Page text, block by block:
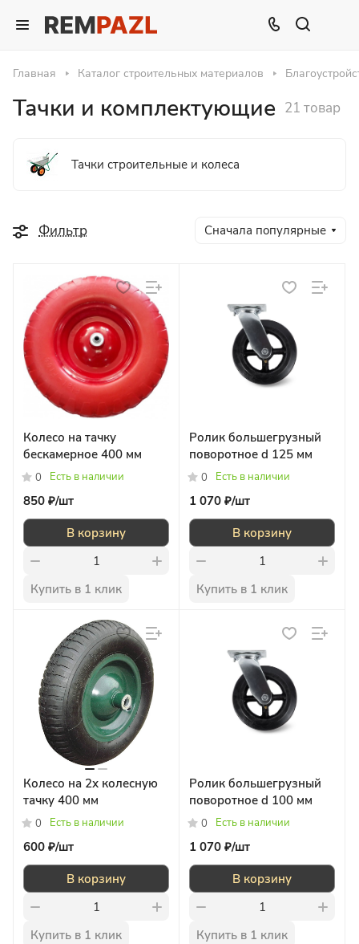
Главная Каталог строительных материалов
Тачки и комплектующие 21 товар
Тачки строительные и колеса
Фильтр Сначала популярные
Колесо на тачку
бескамерное 400 мм
0 Есть в наличии
850 ₽/шт
В корзину
Купить в 1 клик
Ролик большегрузный
поворотное d 125 мм
0 Есть в наличии
1 070 ₽/шт
В корзину
Купить в 1 клик
Колесо на 2х колесную
тачку 400 мм
0 Есть в наличии
600 ₽/шт
В корзину
Купить в 1 клик
Ролик большегрузный
поворотное d 100 мм
0 Есть в наличии
1 070 ₽/шт
В корзину
Купить в 1 клик